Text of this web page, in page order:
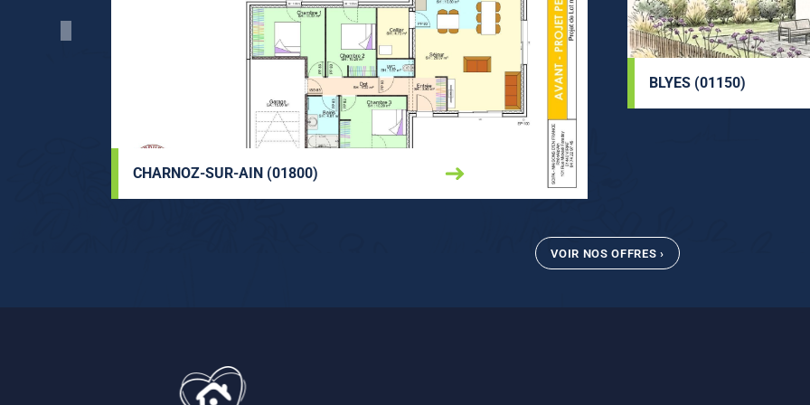
CHARNOZ-SUR-AIN (01800)
BLYES (01150)
VOIR NOS OFFRES ›